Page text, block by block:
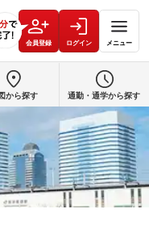
会員登録 ログイン メニュー
から探す 通勤・通学から探す